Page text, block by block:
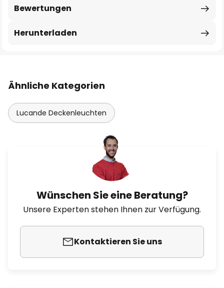
Bewertungen
Herunterladen
Ähnliche Kategorien
Lucande Deckenleuchten
Wünschen Sie eine Beratung?
Unsere Experten stehen Ihnen zur Verfügung.
Kontaktieren Sie uns